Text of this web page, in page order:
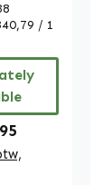
|
/ 1
price: